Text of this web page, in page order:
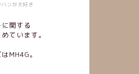
ンが大好き
関する
ています。
MH4G。